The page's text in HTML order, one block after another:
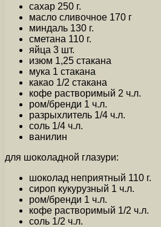
сахар 250 г.
масло сливочное 170 г
миндаль 130 г.
сметана 110 г.
яйца 3 шт.
изюм 1,25 стакана
мука 1 стакана
какао 1/2 стакана
кофе растворимый 2 ч.л.
ром/бренди 1 ч.л.
разрыхлитель 1/4 ч.л.
соль 1/4 ч.л.
ванилин
для шоколадной глазури:
шоколад неприятный 110 г.
сироп кукурузный 1 ч.л.
ром/бренди 1 ч.л.
кофе растворимый 1/2 ч.л.
соль 1/2 ч.л.